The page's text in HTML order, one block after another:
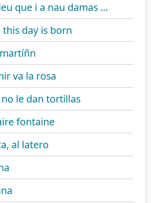
que i a nau damas ...
this day is born
va la rosa
le dan tortillas
fontaine
al latero